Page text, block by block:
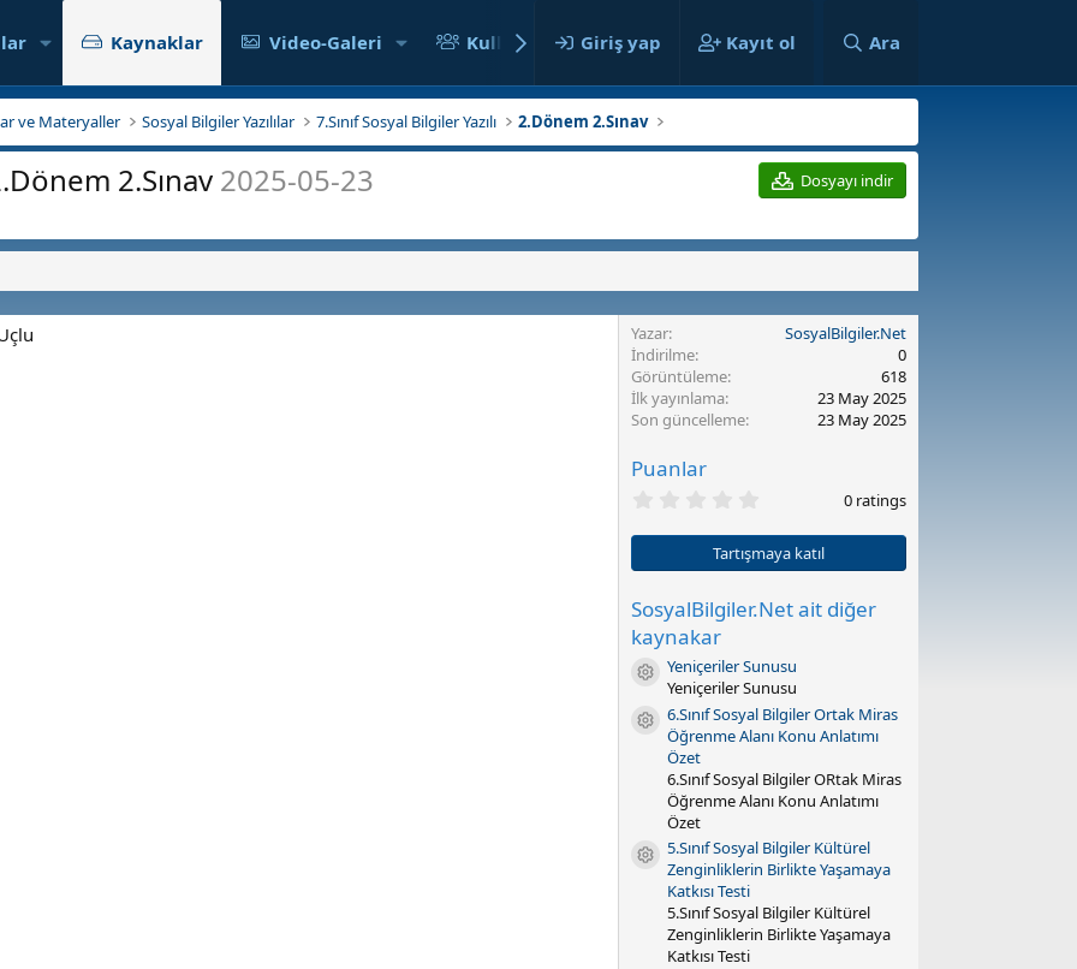
Kaynaklar Video-Galeri Kullanıcılar Giriş yap Kayıt ol Ara
ve Materyaller Sosyal Bilgiler Yazılılar 7.Sınıf Sosyal Bilgiler Yazılı 2.Dönem 2.Sınav
2.Sınav 2025-05-23 Dosyayı indir
Yazar
SosyalBilgiler.Net
İndirilme
0
Görüntüleme
618
İlk yayınlama
23 May 2025
Son güncelleme
23 May 2025
Puanlar
0
0
y
l
d
z
(
l
a
r
)
0 ratings
Tartışmaya katıl
SosyalBilgiler.Net ait diğer
kaynakar
Kaynak ikonu
Yeniçeriler Sunusu
Yeniçeriler Sunusu
Kaynak ikonu
6.Sınıf Sosyal Bilgiler Ortak Miras
Öğrenme Alanı Konu Anlatımı
Özet
6.Sınıf Sosyal Bilgiler ORtak Miras
Öğrenme Alanı Konu Anlatımı
Özet
Kaynak ikonu
5.Sınıf Sosyal Bilgiler Kültürel
Zenginliklerin Birlikte Yaşamaya
Katkısı Testi
5.Sınıf Sosyal Bilgiler Kültürel
Zenginliklerin Birlikte Yaşamaya
Katkısı Testi